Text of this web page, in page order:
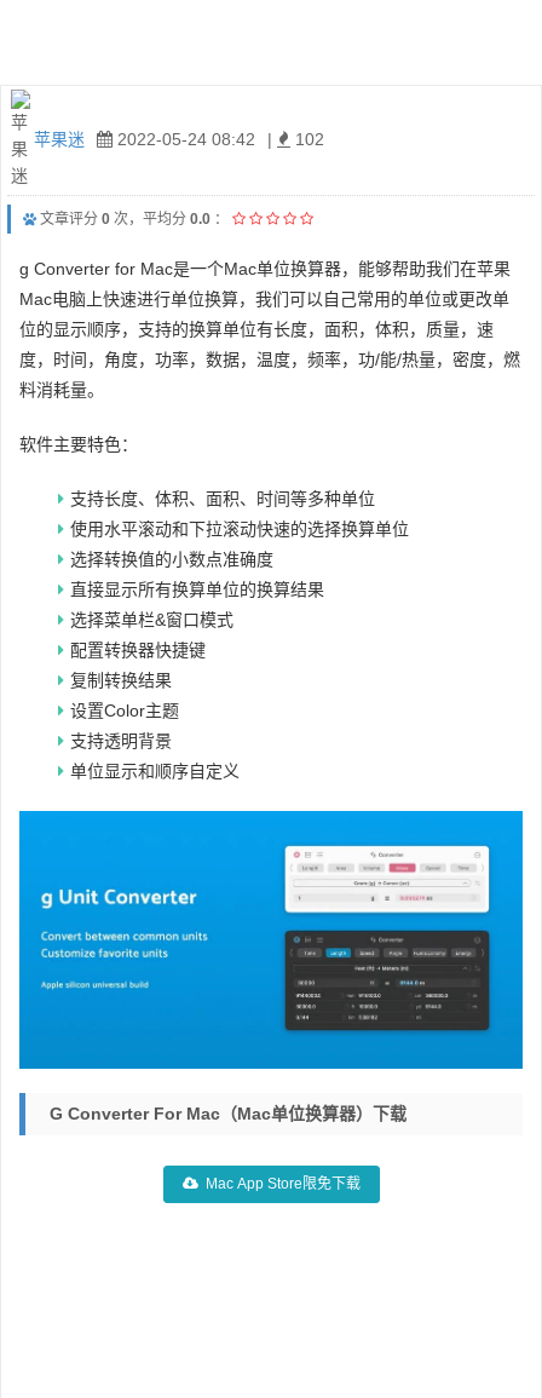
苹果迷 2022-05-24 08:42 | 102
文章评分 0 次，平均分 0.0 ：
g Converter for Mac是一个Mac单位换算器，能够帮助我们在苹果
Mac电脑上快速进行单位换算，我们可以自己常用的单位或更改单
位的显示顺序，支持的换算单位有长度，面积，体积，质量，速
度，时间，角度，功率，数据，温度，频率，功/能/热量，密度，燃
料消耗量。
软件主要特色：
支持长度、体积、面积、时间等多种单位
使用水平滚动和下拉滚动快速的选择换算单位
选择转换值的小数点准确度
直接显示所有换算单位的换算结果
选择菜单栏&窗口模式
配置转换器快捷键
复制转换结果
设置Color主题
支持透明背景
单位显示和顺序自定义
G Converter For Mac（Mac单位换算器）下载
Mac App Store限免下载